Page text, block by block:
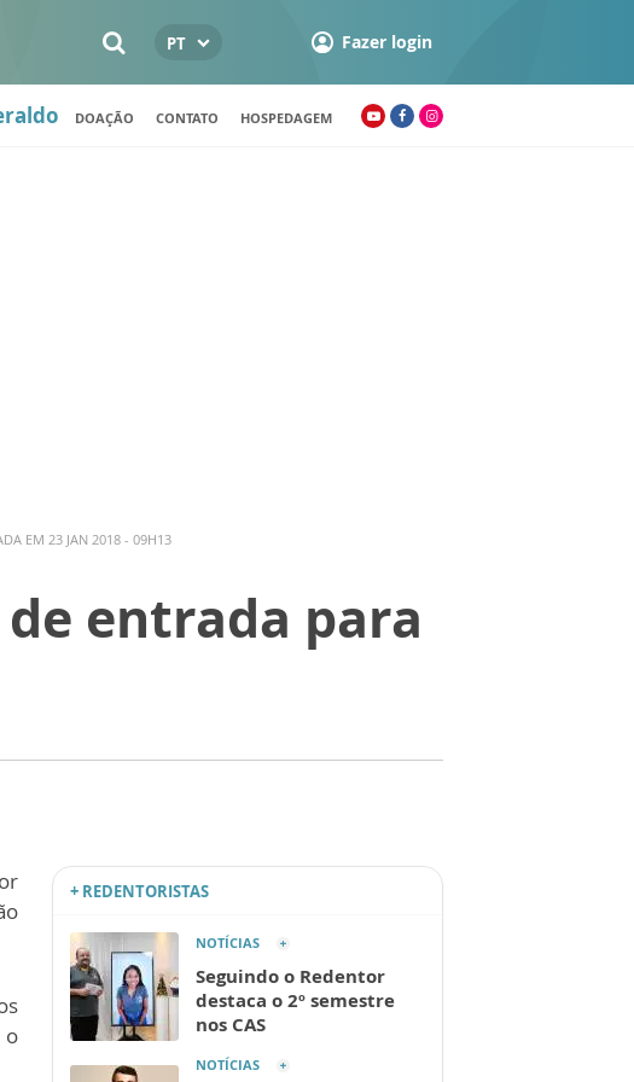
PT Fazer login
DOAÇÃO CONTATO HOSPEDAGEM
EM 23 JAN 2018 - 09H13
entrada para
o
+ REDENTORISTAS
NOTÍCIAS
Seguindo o Redentor
destaca o 2º semestre
nos CAS
NOTÍCIAS